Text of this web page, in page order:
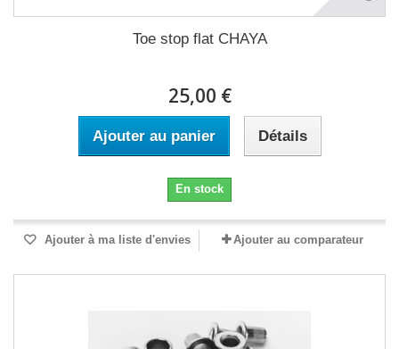
Toe stop flat CHAYA
25,00 €
Ajouter au panier Détails
En stock
Ajouter à ma liste d'envies Ajouter au comparateur